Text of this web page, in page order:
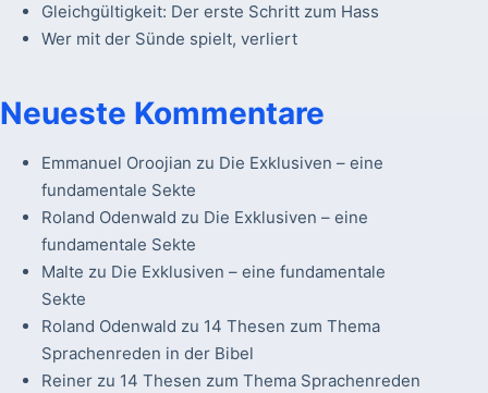
Gleichgültigkeit: Der erste Schritt zum Hass
Wer mit der Sünde spielt, verliert
Neueste Kommentare
Emmanuel Oroojian zu Die Exklusiven – eine
fundamentale Sekte
Roland Odenwald zu Die Exklusiven – eine
fundamentale Sekte
Malte zu Die Exklusiven – eine fundamentale
Sekte
Roland Odenwald zu 14 Thesen zum Thema
Sprachenreden in der Bibel
Reinerzu 14 Thesen zum Thema Sprachenreden